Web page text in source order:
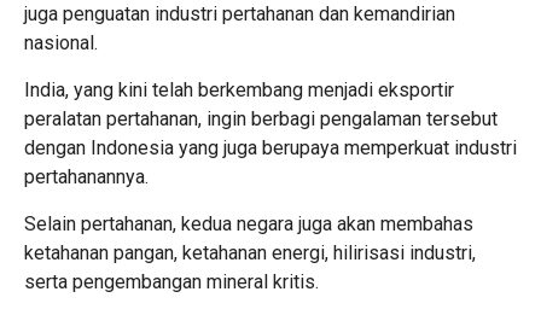
juga penguatan industri pertahanan dan kemandirian
nasional.
India, yang kini telah berkembang menjadi eksportir
peralatan pertahanan, ingin berbagi pengalaman tersebut
dengan Indonesia yang juga berupaya memperkuat industri
pertahanannya.
Selain pertahanan, kedua negara juga akan membahas
ketahanan pangan, ketahanan energi, hilirisasi industri,
serta pengembangan mineral kritis.